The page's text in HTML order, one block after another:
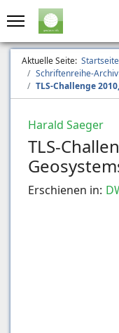
Aktuelle Seite: Startseite
Schriftenreihe-Archiv
TLS-Challenge
Harald Saeger
TLS-
Erschienen in: